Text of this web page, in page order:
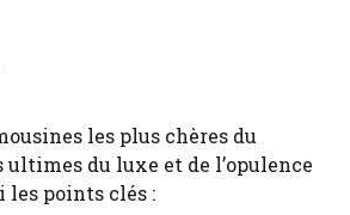
les plus chères du
ultimes du luxe et de l’opulence
les points clés :